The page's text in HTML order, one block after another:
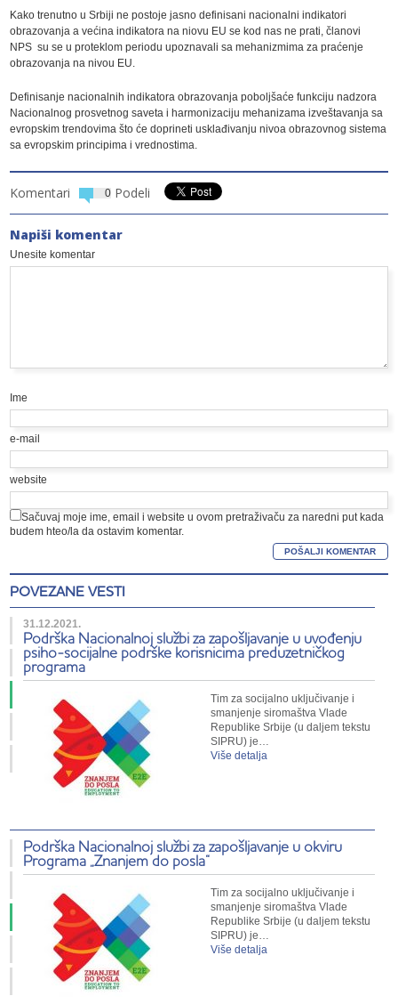
Kako trenutno u Srbiji ne postoje jasno definisani nacionalni indikatori
obrazovanja a većina indikatora na niovu EU se kod nas ne prati, članovi
NPS su se u proteklom periodu upoznavali sa mehanizmima za praćenje
obrazovanja na nivou EU.
Definisanje nacionalnih indikatora obrazovanja poboljšaće funkciju nadzora
Nacionalnog prosvetnog saveta i harmonizaciju mehanizama izveštavanja sa
evropskim trendovima što će doprineti usklađivanju nivoa obrazovnog sistema
sa evropskim principima i vrednostima.
Komentari 0 Podeli
Napiši komentar
Unesite komentar
Ime
e-mail
website
Sačuvaj moje ime, email i website u ovom pretraživaču za naredni put kada
budem hteo/la da ostavim komentar.
POVEZANE VESTI
31.12.2021.
Podrška Nacionalnoj službi za zapošljavanje u uvođenju
psiho-socijalne podrške korisnicima preduzetničkog
programa
Tim za socijalno uključivanje i
smanjenje siromaštva Vlade
Republike Srbije (u daljem tekstu
SIPRU) je…
Više detalja
Podrška Nacionalnoj službi za zapošljavanje u okviru
Programa „Znanjem do posla“
Tim za socijalno uključivanje i
smanjenje siromaštva Vlade
Republike Srbije (u daljem tekstu
SIPRU) je…
Više detalja